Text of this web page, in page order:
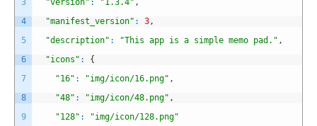
4
5
6
7
8
9
"manifest_version" : 3 ,
"description" : "This app is a simple memo pad." ,
"icons" :
{
"16" : "img/icon/16.png" ,
"48" : "img/icon/48.png" ,
"128" :
"img/icon/128.png"